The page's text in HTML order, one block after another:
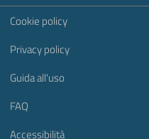
Sezione Link Utili
Cookie policy
Privacy policy
Guida all'uso
FAQ
Accessibilità